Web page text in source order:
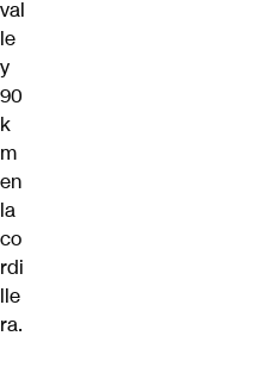
val
le
y
90
k
m
en
la
co
rdi
lle
ra.